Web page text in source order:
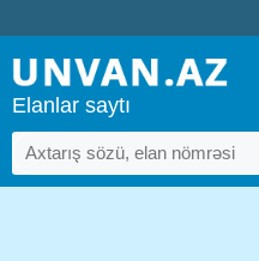
Elanlar saytı